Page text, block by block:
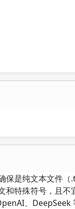
是纯文本文件
特殊符号，且
、